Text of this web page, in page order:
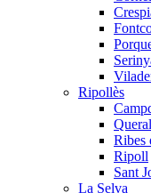
Ripollès
Ribes
Ripoll
Sant
La Selva